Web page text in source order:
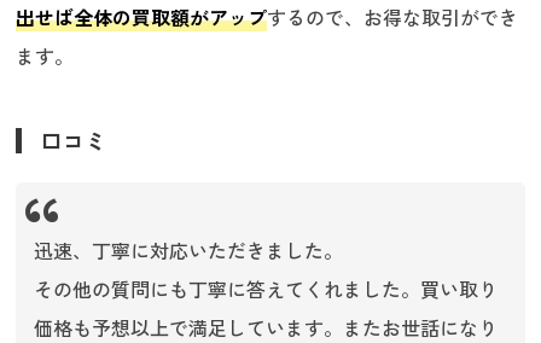
出せば全体の買取額がアップするので、お得な取引ができ
ます。
口コミ
迅速、丁寧に対応いただきました。
その他の質問にも丁寧に答えてくれました。買い取り
価格も予想以上で満足しています。またお世話になり